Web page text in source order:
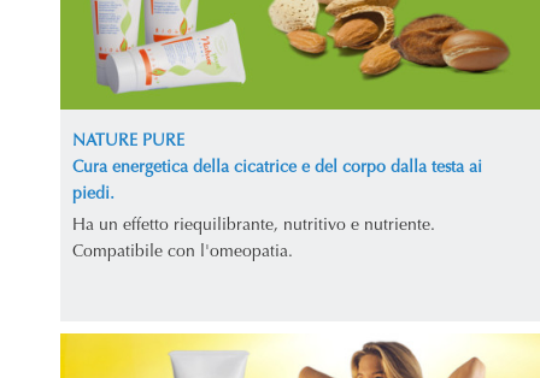
NATURE PURE
Cura energetica della cicatrice e del corpo dalla testa ai
piedi.
Ha un effetto riequilibrante, nutritivo e nutriente.
Compatibile con l'omeopatia.